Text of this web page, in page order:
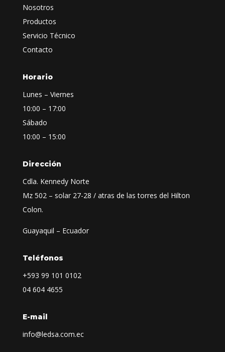
Nosotros
Productos
Servicio Técnico
Contacto
Horario
Lunes – Viernes
10:00 – 17:00
Sábado
10:00 – 15:00
Dirección
Cdla. Kennedy Norte
Mz 502 – solar 27-28 / atras de las torres del Hilton
Colon.
Guayaquil – Ecuador
Teléfonos
+593 99 101 0102
04 604 4655
E-mail
info@ledsa.com.ec